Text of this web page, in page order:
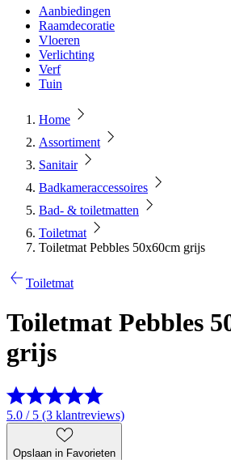
Aanbiedingen
Raamdecoratie
Vloeren
Verlichting
Verf
Tuin
Home
Assortiment
Sanitair
Badkameraccessoires
Bad- & toiletmatten
Toiletmat
Toiletmat Pebbles 50x60cm grijs
Toiletmat
Toiletmat Pebbles
grijs
5.0 / 5 (3 klantreviews)
Opslaan in Favorieten